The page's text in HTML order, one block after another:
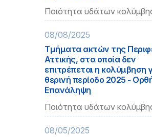
Ποιότητα υδάτων
08/08/2025
Τμήματα ακτών της
Αττικής, στα οποία δεν
επιτρέπεται η κολύμβηση
θερινή περίοδο 2025 -
Επανάληψη
Ποιότητα υδάτων
08/05/2025